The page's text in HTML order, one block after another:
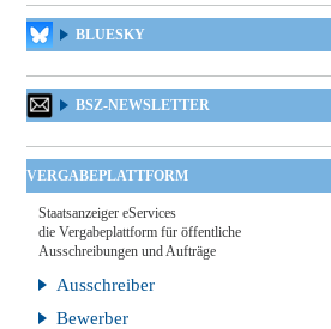
BLUESKY
BSZ-NEWSLETTER
VERGABEPLATTFORM
Staatsanzeiger eServices
die Vergabeplattform für öffentliche
Ausschreibungen und Aufträge
Ausschreiber
Bewerber